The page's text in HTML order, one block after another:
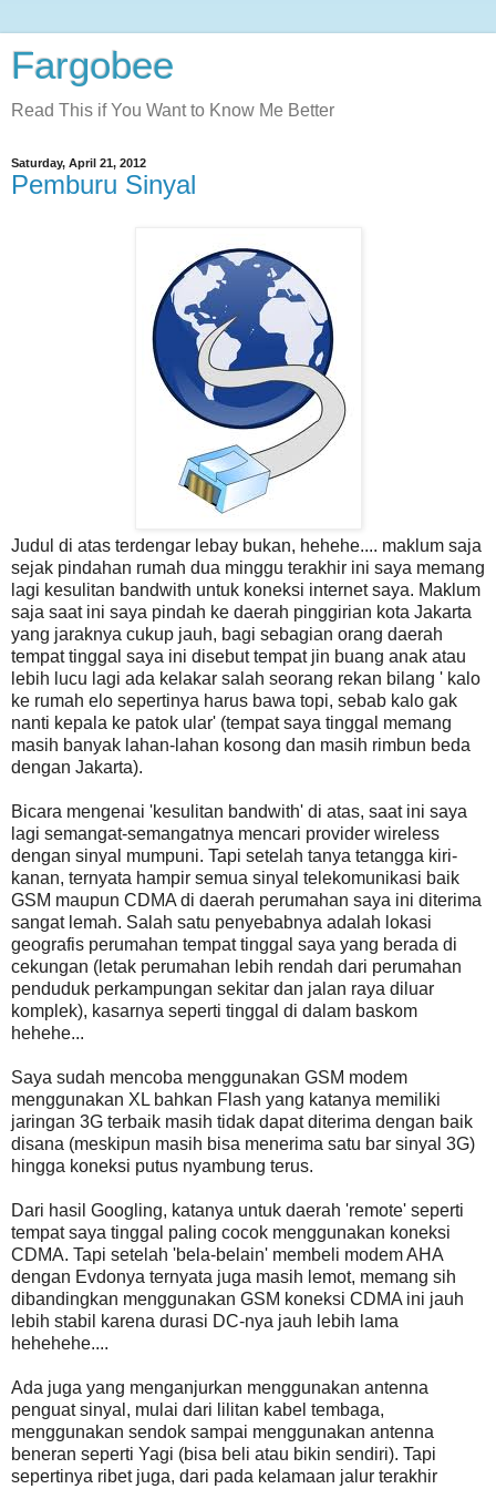
Fargobee
Read This if You Want to Know Me Better
Saturday, April 21, 2012
Pemburu Sinyal
Judul di atas terdengar lebay bukan, hehehe.... maklum saja
sejak pindahan rumah dua minggu terakhir ini saya memang
lagi kesulitan bandwith untuk koneksi internet saya. Maklum
saja saat ini saya pindah ke daerah pinggirian kota Jakarta
yang jaraknya cukup jauh, bagi sebagian orang daerah
tempat tinggal saya ini disebut tempat jin buang anak atau
lebih lucu lagi ada kelakar salah seorang rekan bilang ' kalo
ke rumah elo sepertinya harus bawa topi, sebab kalo gak
nanti kepala ke patok ular' (tempat saya tinggal memang
masih banyak lahan-lahan kosong dan masih rimbun beda
dengan Jakarta).
Bicara mengenai 'kesulitan bandwith' di atas, saat ini saya
lagi semangat-semangatnya mencari provider wireless
dengan sinyal mumpuni. Tapi setelah tanya tetangga kiri-
kanan, ternyata hampir semua sinyal telekomunikasi baik
GSM maupun CDMA di daerah perumahan saya ini diterima
sangat lemah. Salah satu penyebabnya adalah lokasi
geografis perumahan tempat tinggal saya yang berada di
cekungan (letak perumahan lebih rendah dari perumahan
penduduk perkampungan sekitar dan jalan raya diluar
komplek), kasarnya seperti tinggal di dalam baskom
hehehe...
Saya sudah mencoba menggunakan GSM modem
menggunakan XL bahkan Flash yang katanya memiliki
jaringan 3G terbaik masih tidak dapat diterima dengan baik
disana (meskipun masih bisa menerima satu bar sinyal 3G)
hingga koneksi putus nyambung terus.
Dari hasil Googling, katanya untuk daerah 'remote' seperti
tempat saya tinggal paling cocok menggunakan koneksi
CDMA. Tapi setelah 'bela-belain' membeli modem AHA
dengan Evdonya ternyata juga masih lemot, memang sih
dibandingkan menggunakan GSM koneksi CDMA ini jauh
lebih stabil karena durasi DC-nya jauh lebih lama
hehehehe....
Ada juga yang menganjurkan menggunakan antenna
penguat sinyal, mulai dari lilitan kabel tembaga,
menggunakan sendok sampai menggunakan antenna
beneran seperti Yagi (bisa beli atau bikin sendiri). Tapi
sepertinya ribet juga, dari pada kelamaan jalur terakhir